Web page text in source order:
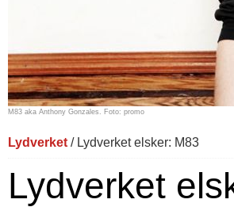
M83 aka Anthony Gonzales. Foto: promo
Lydverket / Lydverket elsker: M83
Lydverket